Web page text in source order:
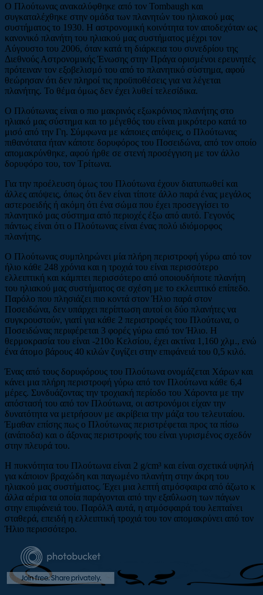
Ο Πλούτωνας ανακαλύφθηκε από τον Tombaugh και
συγκαταλέχθηκε στην ομάδα των πλανητών του ηλιακού μας
συστήματος το 1930. Η αστρονομική κοινότητα τον αποδεχόταν ως
κανονικό πλανήτη του ηλιακού μας συστήματος μέχρι τον
Αύγουστο του 2006, όταν κατά τη διάρκεια του συνεδρίου της
Διεθνούς Αστρονομικής Ένωσης στην Πράγα ορισμένοι ερευνητές
πρότειναν τον εξοβελισμό του από το πλανητικό σύστημα, αφού
θεώρησαν ότι δεν πληροί τις προϋποθέσεις για να λέγεται
πλανήτης. Το θέμα όμως δεν έχει λυθεί τελεσίδικα.
Ο Πλούτωνας είναι ο πιο μακρινός εξωκρόνιος πλανήτης στο
ηλιακό μας σύστημα και το μέγεθός του είναι μικρότερο κατά το
μισό από την Γη. Σύμφωνα με κάποιες απόψεις, ο Πλούτωνας
πιθανότατα ήταν κάποτε δορυφόρος του Ποσειδώνα, από τον οποίο
απομακρύνθηκε, αφού ήρθε σε στενή προσέγγιση με τον άλλο
δορυφόρο του, τον Τρίτωνα.
Για την προέλευση όμως του Πλούτωνα έχουν διατυπωθεί και
άλλες απόψεις, όπως ότι δεν είναι τίποτε άλλο παρά ένας μεγάλος
αστεροειδής ή ακόμη ότι ένα σώμα που έχει προσεγγίσει το
πλανητικό μας σύστημα από περιοχές έξω από αυτό. Γεγονός
πάντως είναι ότι ο Πλούτωνας είναι ένας πολύ ιδιόμορφος
πλανήτης.
Ο Πλούτωνας συμπληρώνει μία πλήρη περιστροφή γύρω από τον
ήλιο κάθε 248 χρόνια και η τροχιά του είναι περισσότερο
ελλειπτική και κάμπτει περισσότερο από οποιουδήποτε πλανήτη
του ηλιακού μας συστήματος σε σχέση με το εκλειπτικό επίπεδο.
Παρόλο που πλησιάζει πιο κοντά στον Ήλιο παρά στον
Ποσειδώνα, δεν υπάρχει περίπτωση αυτοί οι δύο πλανήτες να
συγκρουστούν, γιατί για κάθε 2 περιστροφές του Πλούτωνα, ο
Ποσειδώνας περιφέρεται 3 φορές γύρω από τον Ήλιο. Η
θερμοκρασία του είναι -210ο Κελσίου, έχει ακτίνα 1,160 χλμ., ενώ
ένα άτομο βάρους 40 κιλών ζυγίζει στην επιφάνειά του 0,5 κιλό.
Ένας από τους δορυφόρους του Πλούτωνα ονομάζεται Χάρων και
κάνει μια πλήρη περιστροφή γύρω από τον Πλούτωνα κάθε 6,4
μέρες. Συνδυάζοντας την τροχιακή περίοδο του Χάροντα με την
απόστασή του από τον Πλούτωνα, οι αστρονόμοι είχαν την
δυνατότητα να μετρήσουν με ακρίβεια την μάζα του τελευταίου.
Έμαθαν επίσης πως ο Πλούτωνας περιστρέφεται προς τα πίσω
(ανάποδα) και ο άξονας περιστροφής του είναι γυρισμένος σχεδόν
στην πλευρά του.
Η πυκνότητα του Πλούτωνα είναι 2 g/cm³ και είναι σχετικά υψηλή
για κάποιον βραχώδη και παγωμένο πλανήτη στην άκρη του
ηλιακού μας συστήματος. Έχει μια λεπτή ατμόσφαιρα από άζωτο κ
άλλα αέρια τα οποία παράγονται από την εξαΰλωση των πάγων
στην επιφάνειά του. ΠαρόλΆ αυτά, η ατμόσφαιρά του λεπταίνει
σταθερά, επειδή η ελλειπτική τροχιά του τον απομακρύνει από τον
Ήλιο περισσότερο.